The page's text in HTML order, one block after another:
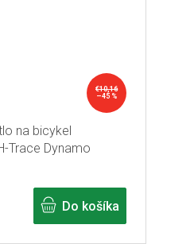
€10,16
–45 %
na bicykel
Trace Dynamo
Do košíka